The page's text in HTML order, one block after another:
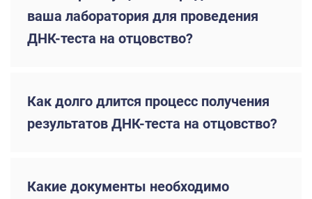
ваша лаборатория для проведения
ДНК-теста на отцовство?
Как долго длится процесс получения
результатов ДНК-теста на отцовство?
Какие документы необходимо